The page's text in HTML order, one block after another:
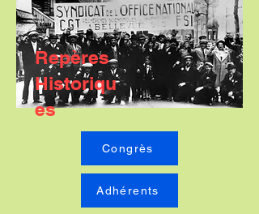
Repères
Historiqu
es
Congrès
Adhérents